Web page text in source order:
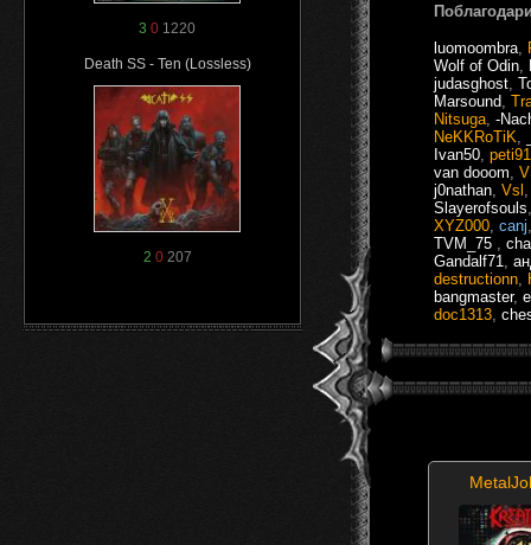
3 0 1220
Death SS - Ten (Lossless)
2 0207
luomoombra
Wolf of Odin
judasghost
Marsound
Nitsuga -
NeKKRoTiK
Ivan50 peti91
van dooom
j0nathan Vsl
Slayerofsouls
XYZ000 canj
TVM_75
Gandalf71
destructionn
bangmaster,
doc1313